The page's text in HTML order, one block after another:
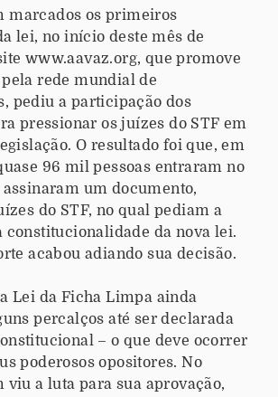
marcados os primeiros
lei, no início deste mês de
www.aavaz.org, que promove
rede mundial de
pediu a participação dos
pressionar os juízes do STF em
O resultado foi que, em
96 mil pessoas entraram no
assinaram um documento,
do STF, no qual pediam a
constitucionalidade da nova lei.
acabou adiando sua decisão.
Lei da Ficha Limpa ainda
percalços até ser declarada
– o que deve ocorrer
poderosos opositores. No
viu a luta para sua aprovação,